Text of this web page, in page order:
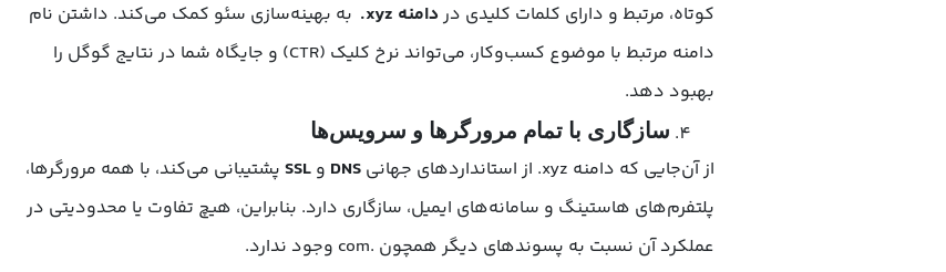
کوتاه، مرتبط و دارای کلمات کلیدی دردامنه xyz.
به بهینه‌سازی سئو کمک می‌کند. داشتن نام
دامنه مرتبط با موضوع کسب‌وکار، می‌تواند نرخ کلیک (CTR) و جایگاه شما در نتایج گوگل را
بهبود دهد.
سازگاری با تمام مرورگرها و سرویس‌ها
از آن‌جایی که دامنه xyz. از استانداردهای جهانی DNS و SSL پشتیبانی می‌کند، با همه مرورگرها،
پلتفرم‌های هاستینگ و سامانه‌های ایمیل، سازگاری دارد. بنابراین، هیچ تفاوت یا محدودیتی در
عملکرد آن نسبت به پسوندهای دیگر همچون .com وجود ندارد.